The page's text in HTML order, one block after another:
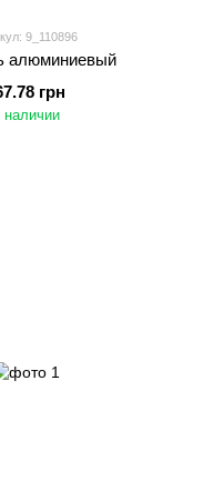
9_110896
алюминиевый
грн
наличии